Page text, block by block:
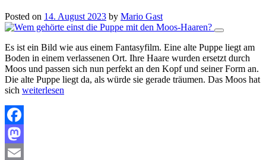
Posted on 14. August 2023 by Mario Gast
Es ist ein Bild wie aus einem Fantasyfilm. Eine alte Puppe liegt am
Boden in einem verlassenen Ort. Ihre Haare wurden ersetzt durch
Moos und passen sich nun perfekt an den Kopf und seiner Form an.
Die alte Puppe liegt da, als würde sie gerade träumen. Das Moos hat
sich weiterlesen
Facebook
Mastodon